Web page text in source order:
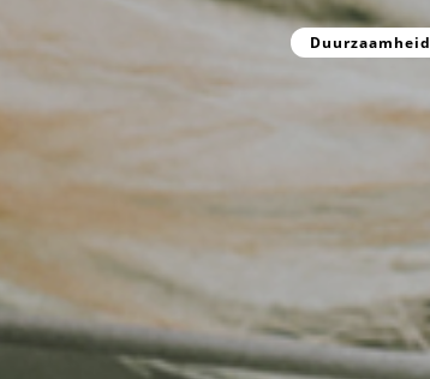
Duurzaamheid